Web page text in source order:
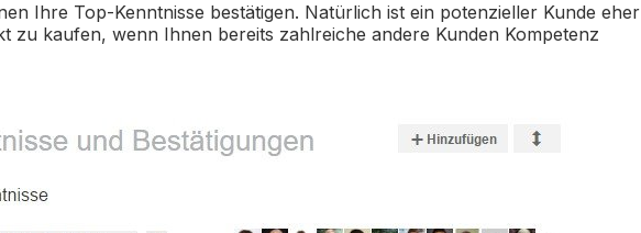
Ihre Top-Kenntnisse bestätigen. Natürlich ist ein potenzieller Kunde eher
zu kaufen, wenn Ihnen bereits zahlreiche andere Kunden Kompetenz